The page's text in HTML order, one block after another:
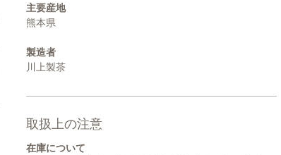
主要産地
熊本県
製造者
川上製茶
取扱上の注意
在庫について